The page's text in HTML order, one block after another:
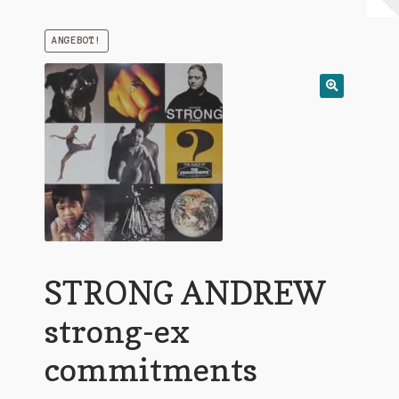
Warenkorb
Mein Konto
ANGEBOT!
STRONG ANDREW
strong-ex
commitments